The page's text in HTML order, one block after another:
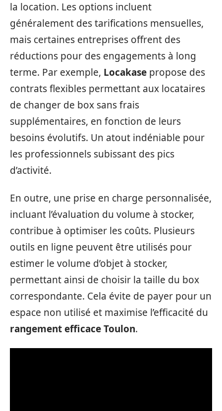
la location. Les options incluent
généralement des tarifications mensuelles,
mais certaines entreprises offrent des
réductions pour des engagements à long
terme. Par exemple, Locakase propose des
contrats flexibles permettant aux locataires
de changer de box sans frais
supplémentaires, en fonction de leurs
besoins évolutifs. Un atout indéniable pour
les professionnels subissant des pics
d’activité.
En outre, une prise en charge personnalisée,
incluant l’évaluation du volume à stocker,
contribue à optimiser les coûts. Plusieurs
outils en ligne peuvent être utilisés pour
estimer le volume d’objet à stocker,
permettant ainsi de choisir la taille du box
correspondante. Cela évite de payer pour un
espace non utilisé et maximise l’efficacité du
rangement efficace Toulon.